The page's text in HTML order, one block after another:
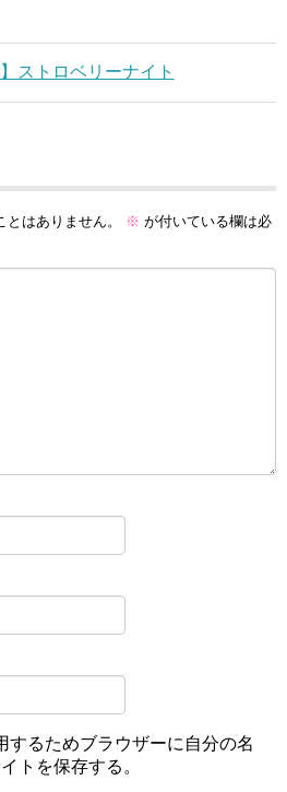
ストロベリーナイト
はありません。 ※ が付いている欄は必
するためブラウザーに自分の名
トを保存する。